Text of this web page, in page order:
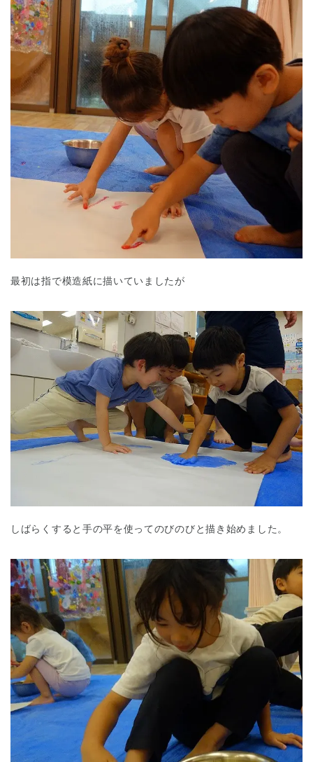
最初は指で模造紙に描いていましたが
しばらくすると手の平を使ってのびのびと描き始めました。